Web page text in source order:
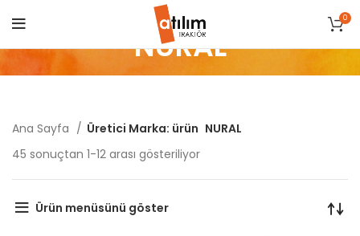
0
NURAL
Ana Sayfa Üretici Marka: ürün NURAL
45 sonuçtan 1-12 arası gösteriliyorPopülerliğe
Ürün menüsünü göster